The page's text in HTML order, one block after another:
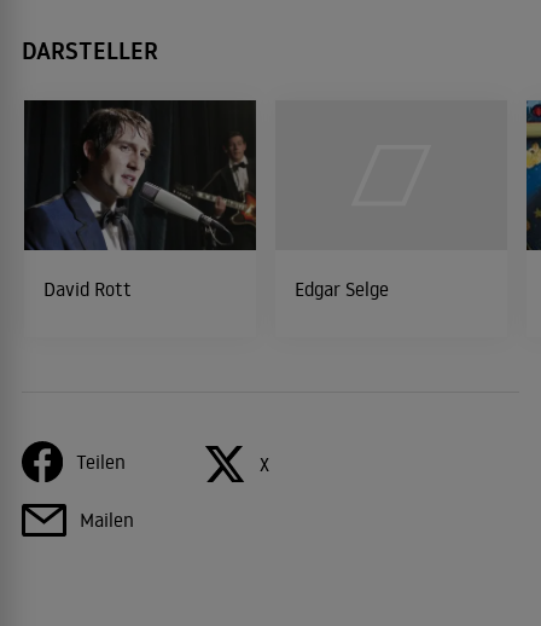
DARSTELLER
David Rott Edgar Selge
Teilen X
Mailen